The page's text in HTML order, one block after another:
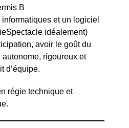
B
et un logiciel
idéalement)
avoir le goût du
rigoureux et
d’équipe.
régie technique et